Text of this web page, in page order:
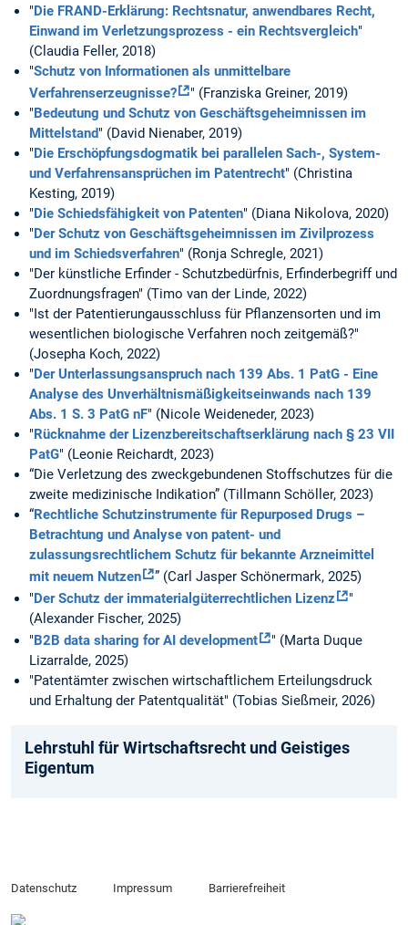
"Die FRAND-Erklärung: Rechtsnatur, anwendbares Recht,
Einwand im Verletzungsprozess - ein Rechtsvergleich"
(Claudia Feller, 2018)
"Schutz von Informationen als unmittelbare
Verfahrenserzeugnisse?
" (Franziska Greiner, 2019)
"Bedeutung und Schutz von Geschäftsgeheimnissen im
Mittelstand" (David Nienaber, 2019)
"Die Erschöpfungsdogmatik bei parallelen Sach-, System-
und Verfahrensansprüchen im Patentrecht" (Christina
Kesting, 2019)
"Die Schiedsfähigkeit von Patenten" (Diana Nikolova, 2020)
"Der Schutz von Geschäftsgeheimnissen im Zivilprozess
und im Schiedsverfahren" (Ronja Schregle, 2021)
"Der künstliche Erfinder - Schutzbedürfnis, Erfinderbegriff und
Zuordnungsfragen" (Timo van der Linde, 2022)
"Ist der Patentierungausschluss für Pflanzensorten und im
wesentlichen biologische Verfahren noch zeitgemäß?"
(Josepha Koch, 2022)
"Der Unterlassungsanspruch nach 139 Abs. 1 PatG - Eine
Analyse des Unverhältnismäßigkeitseinwands nach 139
Abs. 1 S. 3 PatG nF" (Nicole Weideneder, 2023)
"Rücknahme der Lizenzbereitschaftserklärung nach § 23 VII
PatG" (Leonie Reichardt, 2023)
“Die Verletzung des zweckgebundenen Stoffschutzes für die
zweite medizinische Indikation” (Tillmann Schöller, 2023)
“Rechtliche Schutzinstrumente für Repurposed Drugs –
Betrachtung und Analyse von patent- und
zulassungsrechtlichem Schutz für bekannte Arzneimittel
mit neuem Nutzen
” (Carl Jasper Schönermark, 2025)
"Der Schutz der immaterialgüterrechtlichen Lizenz
"
(Alexander Fischer, 2025)
"B2B data sharing for AI development
" (Marta Duque
Lizarralde, 2025)
"Patentämter zwischen wirtschaftlichem Erteilungsdruck
und Erhaltung der Patentqualität" (Tobias Sießmeir, 2026)
Lehrstuhl für Wirtschaftsrecht und Geistiges
Eigentum
Datenschutz Impressum Barrierefreiheit